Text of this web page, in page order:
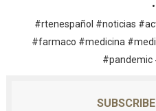
•
#rtenespañol #noticias
#farmaco #medicina
#pandemic